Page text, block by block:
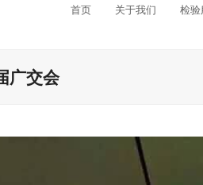
首页 关于我们 检验
广交会